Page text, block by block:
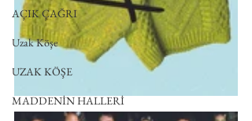
AÇIK ÇAĞRI
Uzak Köşe
UZAK KÖŞE
MADDENİN HALLERİ